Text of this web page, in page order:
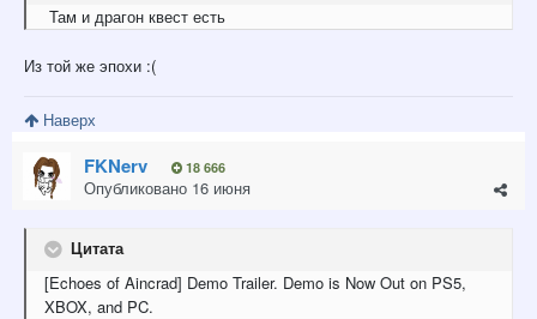
Там и драгон квест есть
Из той же эпохи :(
Наверх
FKNerv 18 666
Опубликовано 16 июня
Цитата
[Echoes of Aincrad] Demo Trailer. Demo is Now Out on PS5,
XBOX, and PC.